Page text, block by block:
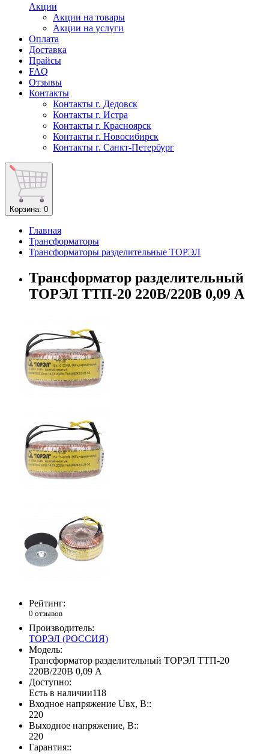
Акции
Акции на товары
Акции на услуги
Оплата
Доставка
Прайсы
FAQ
Отзывы
Контакты
Контакты г. Дедовск
Контакты г. Истра
Контакты г. Красноярск
Контакты г. Новосибирск
Контакты г. Санкт-Петербург
Корзина: 0
Главная
Трансформаторы
Трансформаторы разделительные ТОРЭЛ
Трансформатор разделительный
ТОРЭЛ ТТП-20 220В/220В 0,09 А
Рейтинг:
0 отзывов
Производитель:
ТОРЭЛ (РОССИЯ)
Модель:
Трансформатор разделительный ТОРЭЛ ТТП-20
220В/220В 0,09 А
Доступно:
Есть в наличии118
Входное напряжение Uвх, В::
220
Выходное напряжение, В::
220
Гарантия::